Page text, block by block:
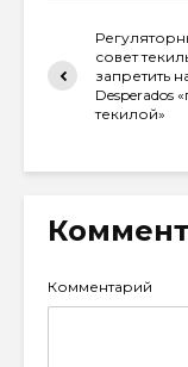
совет
запретить
Desperados
текилой»
Комментарий